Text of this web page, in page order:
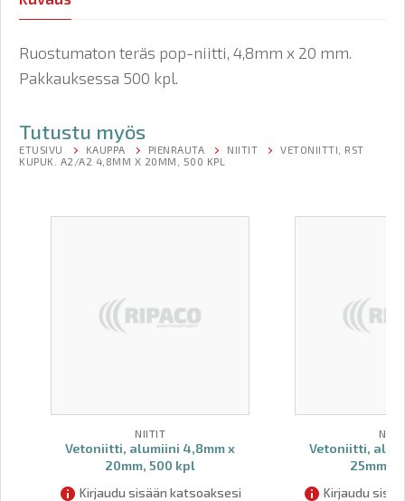
Ruostumaton teräs pop-niitti, 4,8mm x 20 mm.
Pakkauksessa 500 kpl.
Tutustu myös
ETUSIVU KAUPPA PIENRAUTA NIITIT
VETONIITTI, RST
KUPUK. A2/A2 4,8MM X 20MM, 500 KPL
NIITIT
Vetoniitti, alumiini 4,8mm x
20mm, 500 kpl
Kirjaudu sisään katsoaksesi
Vetoniitti,
25mm,
Kirjaudu